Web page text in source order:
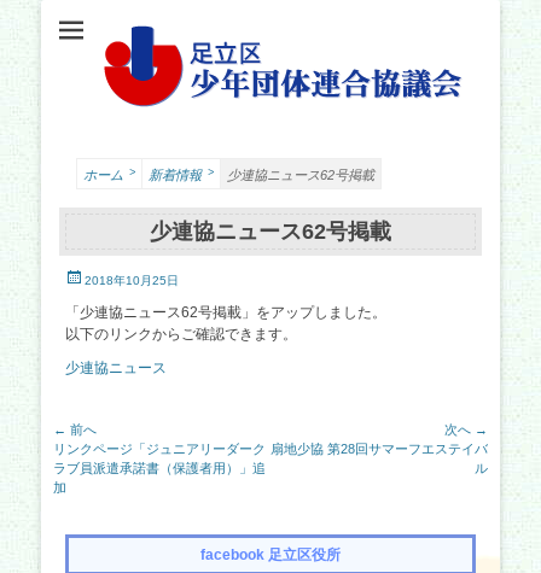
足立区少年団体連
合協議会
足立少年団体連合協議会（少連協）は、地域の力と行政をつなぐ役割を担い、足立
区の子どもたちの健やかな成長を願い、活動しています。
ホーム > 新着情報 > 少連協ニュース62号掲載
少連協ニュース62号掲載
投
日
2018年10月25日
「少連協ニュース62号掲載」をアップしました。
以下のリンクからご確認できます。
少連協ニュース
投
稿
ナ
← 前へ
前
の
記
リンクページ「ジュニアリーダーク
ラブ員派遣承諾書（保護者用）」追
加
次へ →
次
扇地少協 第28回サマーフエステイバ
ル
facebook 足立区役所